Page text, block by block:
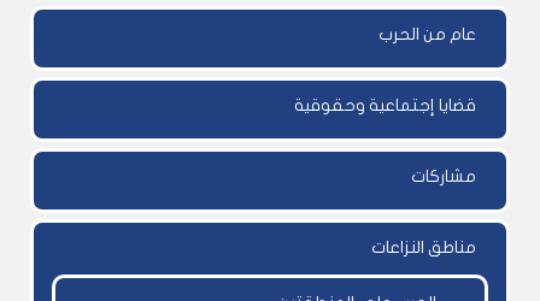
عام من الحرب
قضايا إجتماعية وحقوقية
مشاركات
مناطق النزاعات